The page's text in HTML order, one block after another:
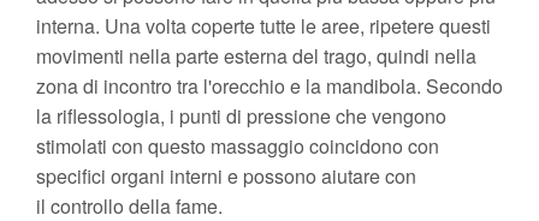
interna. Una volta coperte tutte le aree, ripetere questi
movimenti nella parte esterna del trago, quindi nella
zona di incontro tra l'orecchio e la mandibola. Secondo
la riflessologia, i punti di pressione che vengono
stimolati con questo massaggio coincidono con
specifici organi interni e possono aiutare con
il controllo della fame.